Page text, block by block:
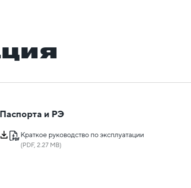
Паспорта и РЭ
Краткое руководство по эксплуатации
(PDF, 2.27 MB)